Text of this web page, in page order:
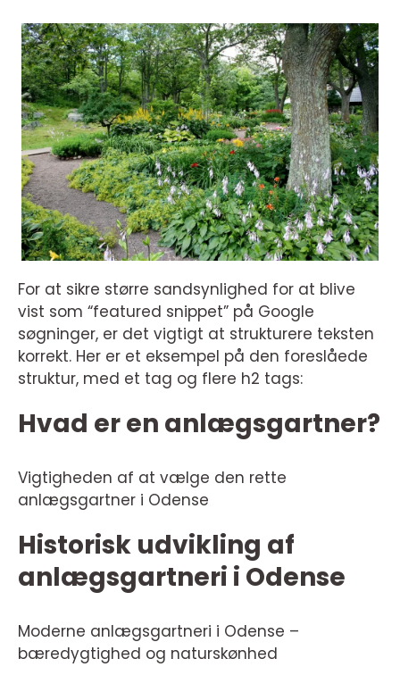
For at sikre større sandsynlighed for at blive
vist som “featured snippet” på Google
søgninger, er det vigtigt at strukturere teksten
korrekt. Her er et eksempel på den foreslåede
struktur, med et tag og flere h2 tags:
Hvad er en anlægsgartner?
Vigtigheden af at vælge den rette
anlægsgartner i Odense
Historisk udvikling af
anlægsgartneri i Odense
Moderne anlægsgartneri i Odense –
bæredygtighed og naturskønhed